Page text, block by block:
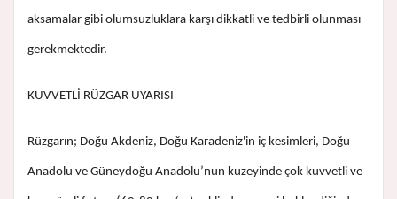
aksamalar gibi olumsuzluklara karşı dikkatli ve tedbirli olunması
gerekmektedir.
KUVVETLİ RÜZGAR UYARISI
Rüzgarın; Doğu Akdeniz, Doğu Karadeniz'in iç kesimleri, Doğu
Anadolu ve Güneydoğu Anadolu’nun kuzeyinde çok kuvvetli ve